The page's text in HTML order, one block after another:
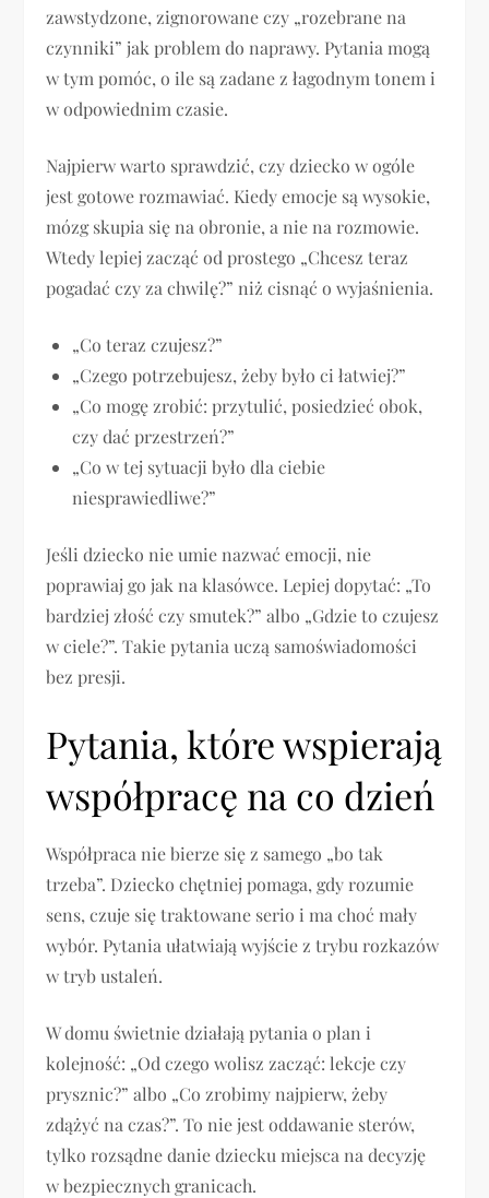
zawstydzone, zignorowane czy „rozebrane na
czynniki” jak problem do naprawy. Pytania mogą
w tym pomóc, o ile są zadane z łagodnym tonem i
w odpowiednim czasie.
Najpierw warto sprawdzić, czy dziecko w ogóle
jest gotowe rozmawiać. Kiedy emocje są wysokie,
mózg skupia się na obronie, a nie na rozmowie.
Wtedy lepiej zacząć od prostego „Chcesz teraz
pogadać czy za chwilę?” niż cisnąć o wyjaśnienia.
„Co teraz czujesz?”
„Czego potrzebujesz, żeby było ci łatwiej?”
„Co mogę zrobić: przytulić, posiedzieć obok,
czy dać przestrzeń?”
„Co w tej sytuacji było dla ciebie
niesprawiedliwe?”
Jeśli dziecko nie umie nazwać emocji, nie
poprawiaj go jak na klasówce. Lepiej dopytać: „To
bardziej złość czy smutek?” albo „Gdzie to czujesz
w ciele?”. Takie pytania uczą samoświadomości
bez presji.
Pytania, które wspierają
współpracę na co dzień
Współpraca nie bierze się z samego „bo tak
trzeba”. Dziecko chętniej pomaga, gdy rozumie
sens, czuje się traktowane serio i ma choć mały
wybór. Pytania ułatwiają wyjście z trybu rozkazów
w tryb ustaleń.
W domu świetnie działają pytania o plan i
kolejność: „Od czego wolisz zacząć: lekcje czy
prysznic?” albo „Co zrobimy najpierw, żeby
zdążyć na czas?”. To nie jest oddawanie sterów,
tylko rozsądne danie dziecku miejsca na decyzję
w bezpiecznych granicach.